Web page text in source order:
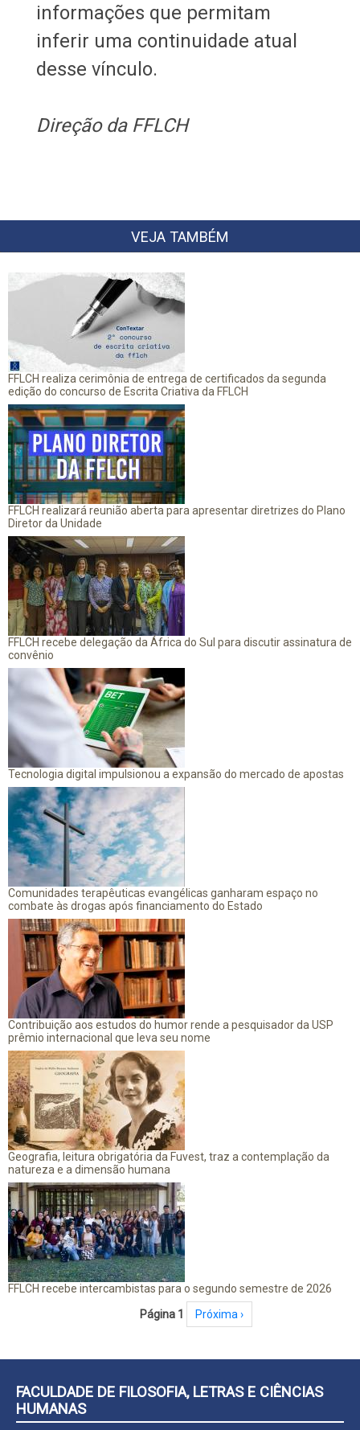
informações que permitam
inferir uma continuidade atual
desse vínculo.
Direção da FFLCH
VEJA TAMBÉM
FFLCH realiza cerimônia de entrega de certificados da segunda
edição do concurso de Escrita Criativa da FFLCH
FFLCH realizará reunião aberta para apresentar diretrizes do Plano
Diretor da Unidade
FFLCH recebe delegação da África do Sul para discutir assinatura de
convênio
Tecnologia digital impulsionou a expansão do mercado de apostas
Comunidades terapêuticas evangélicas ganharam espaço no
combate às drogas após financiamento do Estado
Contribuição aos estudos do humor rende a pesquisador da USP
prêmio internacional que leva seu nome
Geografia, leitura obrigatória da Fuvest, traz a contemplação da
natureza e a dimensão humana
FFLCH recebe intercambistas para o segundo semestre de 2026
Página 1 Próxima página
Próxima ›
FACULDADE DE FILOSOFIA, LETRAS E CIÊNCIAS
HUMANAS